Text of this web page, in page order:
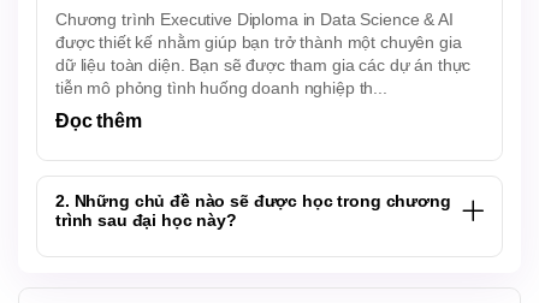
Chương trình Executive Diploma in Data Science & AI
được thiết kế nhằm giúp bạn trở thành một chuyên gia
dữ liệu toàn diện. Bạn sẽ được tham gia các dự án thực
tiễn mô phỏng tình huống doanh nghiệp th...
Đọc thêm
2. Những chủ đề nào sẽ được học trong chương
trình sau đại học này?